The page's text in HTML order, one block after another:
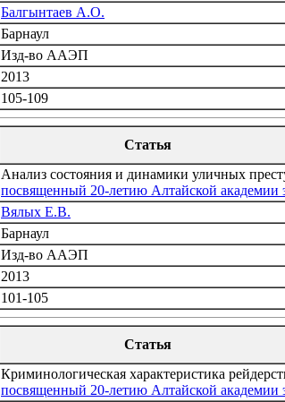
Балгынтаев А.О.
Барнаул
Изд-во ААЭП
2013
105-109
Статья
Анализ состояния и динамики уличных
посвященный 20-летию Алтайской академии
Вялых Е.В.
Барнаул
Изд-во ААЭП
2013
101-105
Статья
Криминологическая характеристика
посвященный 20-летию Алтайской академии